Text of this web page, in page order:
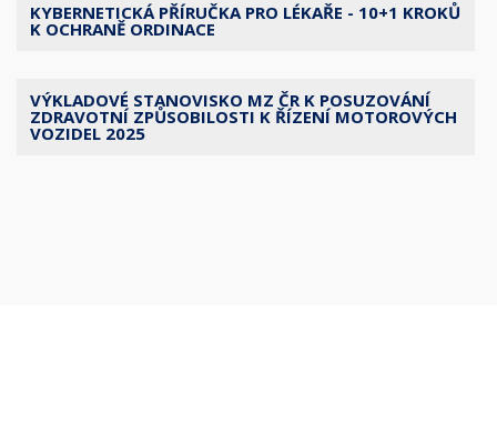
KYBERNETICKÁ PŘÍRUČKA PRO LÉKAŘE - 10+1 KROKŮ
K OCHRANĚ ORDINACE
VÝKLADOVÉ STANOVISKO MZ ČR K POSUZOVÁNÍ
ZDRAVOTNÍ ZPŮSOBILOSTI K ŘÍZENÍ MOTOROVÝCH
VOZIDEL 2025